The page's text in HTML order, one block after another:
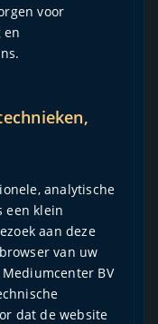
voor
en
analytische
een klein
aan deze
van uw
BV
dat de website